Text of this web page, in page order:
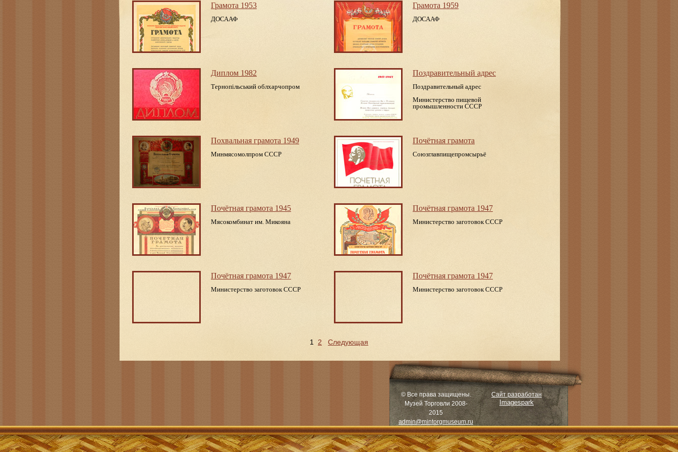
Грамота 1953
ДОСААФ
Грамота 1959
ДОСААФ
Диплом 1982
Тернопiльський облхарчопром
Поздравительный адрес
Поздравительный адрес
Министерство пищевой
промышленности СССР
Похвальная грамота 1949
Минмясомолпром СССР
Почётная грамота
Союзглавпищепромсырьё
Почётная грамота 1945
Мясокомбинат им. Микояна
Почётная грамота 1947
Министерство заготовок СССР
Почётная грамота 1947
Министерство заготовок СССР
Почётная грамота 1947
Министерство заготовок СССР
1 2 Следующая
© Все права защищены.
Музей Торговли 2008-
2015
admin@mintorgmuseum.ru
Сайт разработан
Imagespark